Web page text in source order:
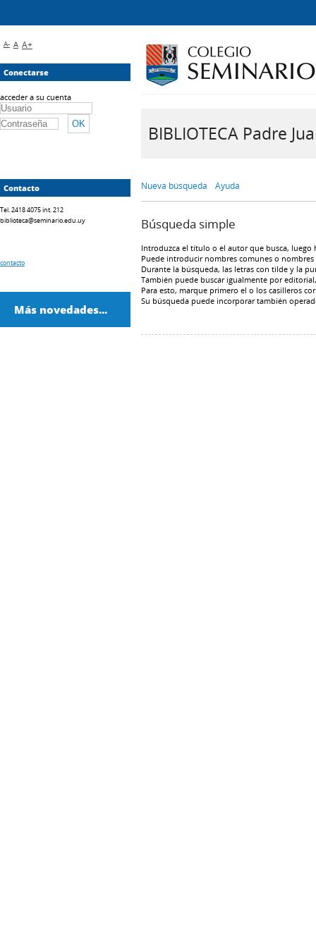
BIBLIOTECA Padre
Nueva búsqueda Ayuda
Búsqueda simple
Introduzca el título o el autor que busca, luego
Puede introducir nombres comunes o
Durante la búsqueda, las letras con tilde y la
También puede buscar igualmente por
Para esto, marque primero el o los casilleros
Su búsqueda puede incorporar también
A- A A+
Conectarse
acceder a su cuenta
Contacto
Tel. 2418 4075 int. 212
biblioteca@seminario.edu.uy
contacto
Más novedades...